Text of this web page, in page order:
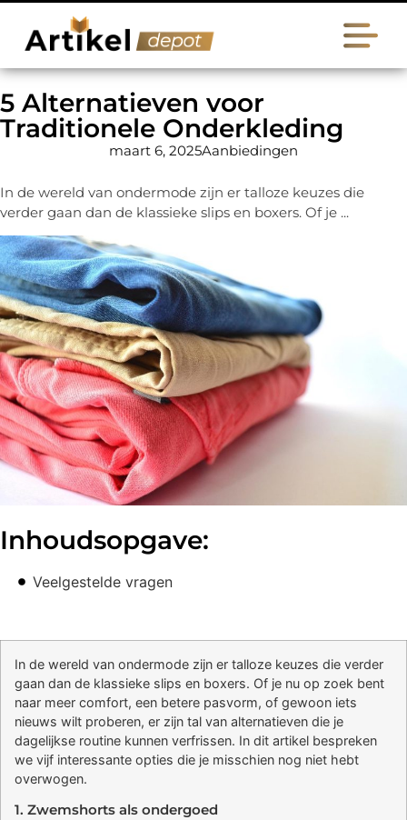
5 Alternatieven voor
Traditionele Onderkleding
maart 6, 2025Aanbiedingen
In de wereld van ondermode zijn er talloze keuzes die
verder gaan dan de klassieke slips en boxers. Of je ...
Inhoudsopgave:
Veelgestelde vragen
In de wereld van ondermode zijn er talloze keuzes die verder
gaan dan de klassieke slips en boxers. Of je nu op zoek bent
naar meer comfort, een betere pasvorm, of gewoon iets
nieuws wilt proberen, er zijn tal van alternatieven die je
dagelijkse routine kunnen verfrissen. In dit artikel bespreken
we vijf interessante opties die je misschien nog niet hebt
overwogen.
1. Zwemshorts als ondergoed